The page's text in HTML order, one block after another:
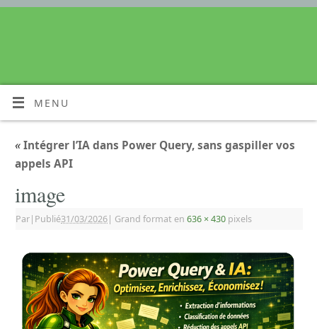
MENU
«Intégrer l’IA dans Power Query, sans gaspiller vos
appels API
image
Par| Publié31/03/2026| Grand format en 636 × 430 pixels